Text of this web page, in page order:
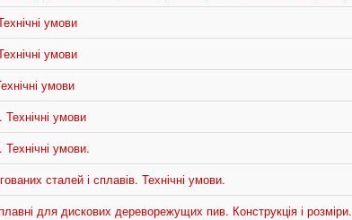
умови
умови
умови
умови
умови.
сталей і сплавів. Технічні умови.
для дискових дереворежущих пив. Конструкція і розміри.